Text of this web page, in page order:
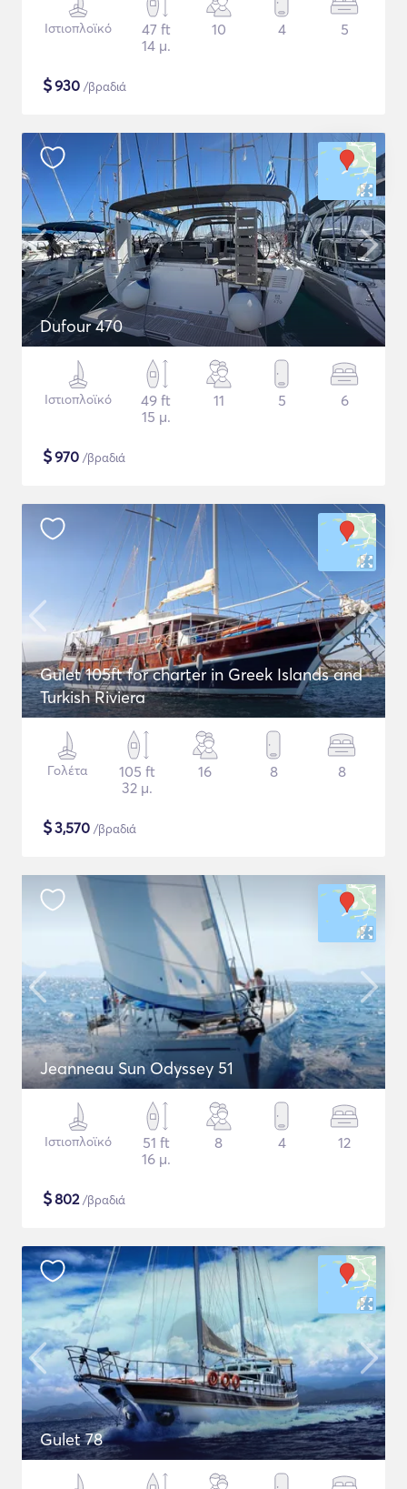
Ιστιοπλοϊκό
47 ft
14 μ.
10 4 5
$930 /βραδιά
Dufour 470
Ιστιοπλοϊκό
49 ft
15 μ.
11 5 6
$970 /βραδιά
Gulet 105ft for charter in Greek Islands and
Turkish Riviera
Γολέτα
105 ft
32 μ.
16 8 8
$3,570 /βραδιά
Jeanneau Sun Odyssey 51
Ιστιοπλοϊκό
51 ft
16 μ.
8 4 12
$802/βραδιά
Gulet 78